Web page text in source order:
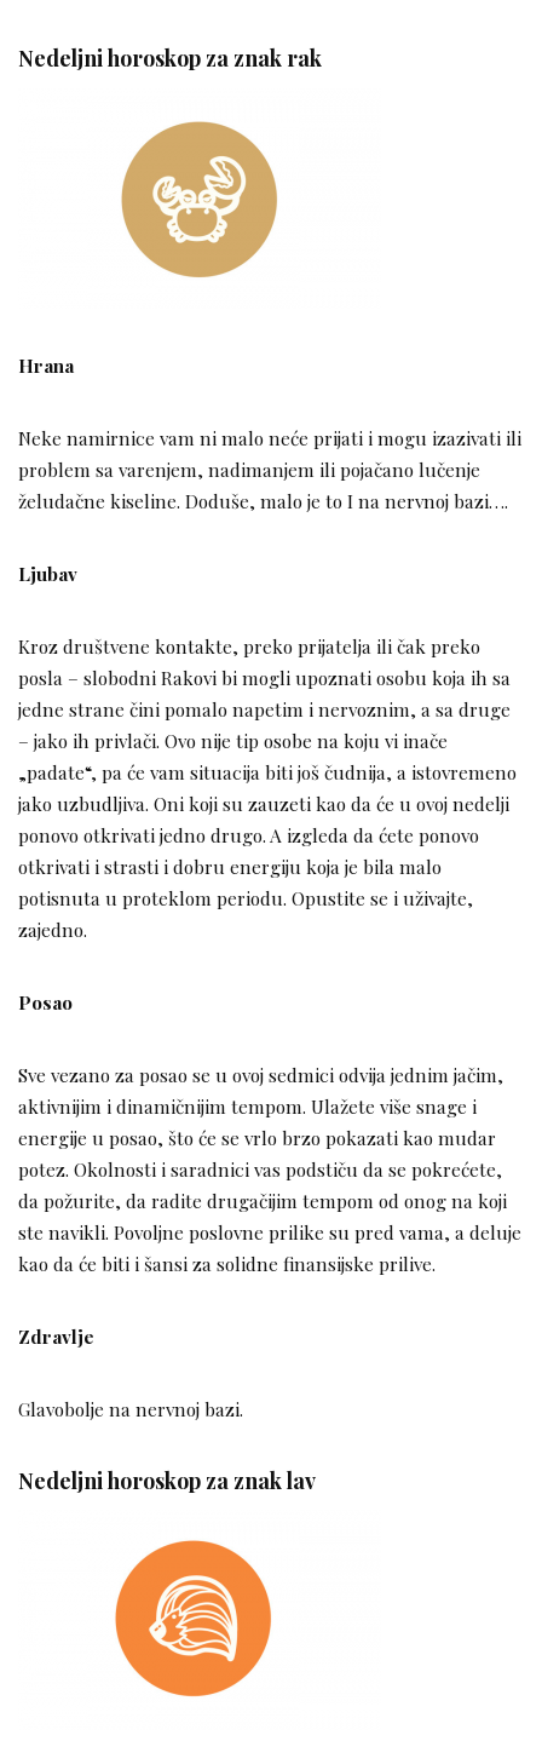
Nedeljni horoskop za znak rak
Hrana
Neke namirnice vam ni malo neće prijati i mogu izazivati ili
problem sa varenjem, nadimanjem ili pojačano lučenje
želudačne kiseline. Doduše, malo je to I na nervnoj bazi….
Ljubav
Kroz društvene kontakte, preko prijatelja ili čak preko
posla – slobodni Rakovi bi mogli upoznati osobu koja ih sa
jedne strane čini pomalo napetim i nervoznim, a sa druge
– jako ih privlači. Ovo nije tip osobe na koju vi inače
„padate“, pa će vam situacija biti još čudnija, a istovremeno
jako uzbudljiva. Oni koji su zauzeti kao da će u ovoj nedelji
ponovo otkrivati jedno drugo. A izgleda da ćete ponovo
otkrivati i strasti i dobru energiju koja je bila malo
potisnuta u proteklom periodu. Opustite se i uživajte,
zajedno.
Posao
Sve vezano za posao se u ovoj sedmici odvija jednim jačim,
aktivnijim i dinamičnijim tempom. Ulažete više snage i
energije u posao, što će se vrlo brzo pokazati kao mudar
potez. Okolnosti i saradnici vas podstiču da se pokrećete,
da požurite, da radite drugačijim tempom od onog na koji
ste navikli. Povoljne poslovne prilike su pred vama, a deluje
kao da će biti i šansi za solidne finansijske prilive.
Zdravlje
Glavobolje na nervnoj bazi.
Nedeljni horoskop za znak lav